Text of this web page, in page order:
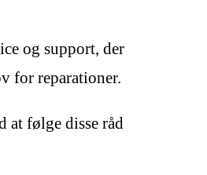
og support, der
for reparationer.
at følge disse råd